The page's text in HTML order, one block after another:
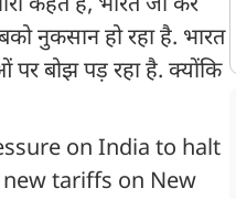
नुकसान हो रहा है. भारत
बोझ पड़ रहा है. क्योंकि
on India to halt
tariffs on New